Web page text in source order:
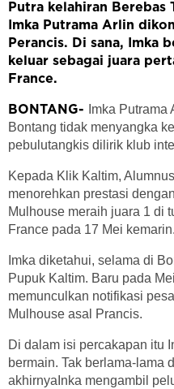
Putra kelahiran Berebas
Imka Putrama Arlin
Perancis. Di sana, Imka
keluar sebagai juara
France.
BONTANG-
Imka
Bontang tidak menyangka
pebulutangkis dilirik klub
Kepada Klik Kaltim,
menorehkan prestasi
Mulhouse meraih juara 1 di
France pada 17 Mei kemarin.
Imka diketahui, selama di
Pupuk Kaltim. Baru pada
memunculkan notifikasi
Mulhouse asal Prancis.
Di dalam isi percakapan itu
bermain. Tak berlama-lama
akhirnyaInka mengambil